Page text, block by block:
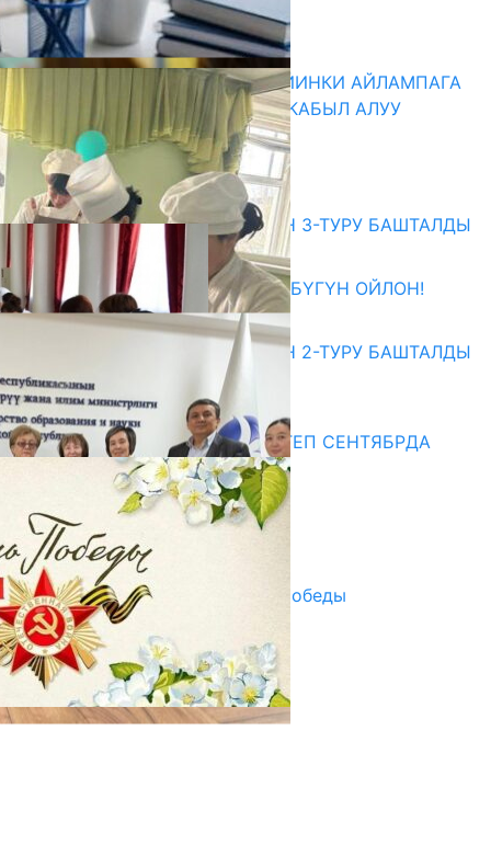
ЖОЛУГУШТУ
07.08.2026
ДИРЕКТОРЛОР РЕЗЕРВИ: КИЙИНКИ АЙЛАМПАГА
ЭЛЕКТРОНДУК АРЫЗДАРДЫ КАБЫЛ АЛУУ
БАШТАЛАТ
07.08.2026
Абитуриент
ЖОЖДОРГО КАБЫЛ АЛУУНУН 3-ТУРУ БАШТАЛДЫ
27.07.2026
ӨЗҮҢДҮН КЕЛЕЧЕГИҢ ҮЧҮН БҮГҮН ОЙЛОН!
20.07.2026
ЖОЖДОРГО КАБЫЛ АЛУУНУН 2-ТУРУ БАШТАЛДЫ
20.07.2026
Медиа
СУЗАКТА 750 ОРУНДУУ МЕКТЕП СЕНТЯБРДА
ПАЙДАЛАНУУГА БЕРИЛЕТ
07.08.2025
Улуу Жеңиштин жандуу сөзү
29.04.2025
Награды в преддверии Дня Победы
29.04.2025